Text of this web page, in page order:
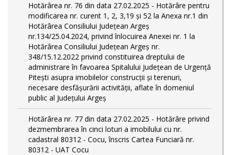
Hotărârea nr. 76 din data 27.02.2025 - Hotărâre pentru
modificarea nr. curent 1, 2, 3,19 și 52 la Anexa nr.1 din
Hotărârea Consiliului Județean Argeș
nr.134/25.04.2024, privind înlocuirea Anexei nr. 1 la
Hotărârea Consiliului Județean Argeș nr.
348/15.12.2022 privind constituirea dreptului de
administrare în favoarea Spitalului Județean de Urgență
Pitești asupra imobilelor construcții și terenuri,
necesare desfășurării activității, aflate în domeniul
public al Județului Argeș
Hotărârea nr. 77 din data 27.02.2025 - Hotărâre privind
dezmembrarea în cinci loturi a imobilului cu nr.
cadastral 80312 - Cocu, înscris Cartea Funciară nr.
80312 - UAT Cocu